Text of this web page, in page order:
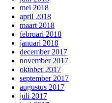
mei 2018
april 2018
maart 2018
februari 2018
januari 2018
december 2017
november 2017
oktober 2017
september 2017
augustus 2017
juli 2017